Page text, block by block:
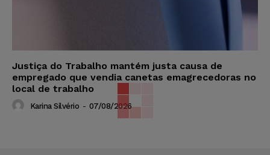
Justiça do Trabalho mantém justa causa de
empregado que vendia canetas emagrecedoras no
local de trabalho
Karina Silvério - 07/08/2026